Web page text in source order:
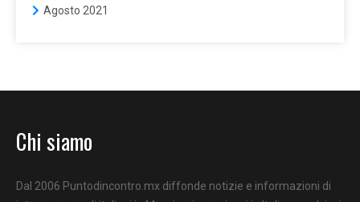
Agosto 2021
Chi siamo
Dal 2006 Puntodincontro.mx diffonde notizie e informazioni di